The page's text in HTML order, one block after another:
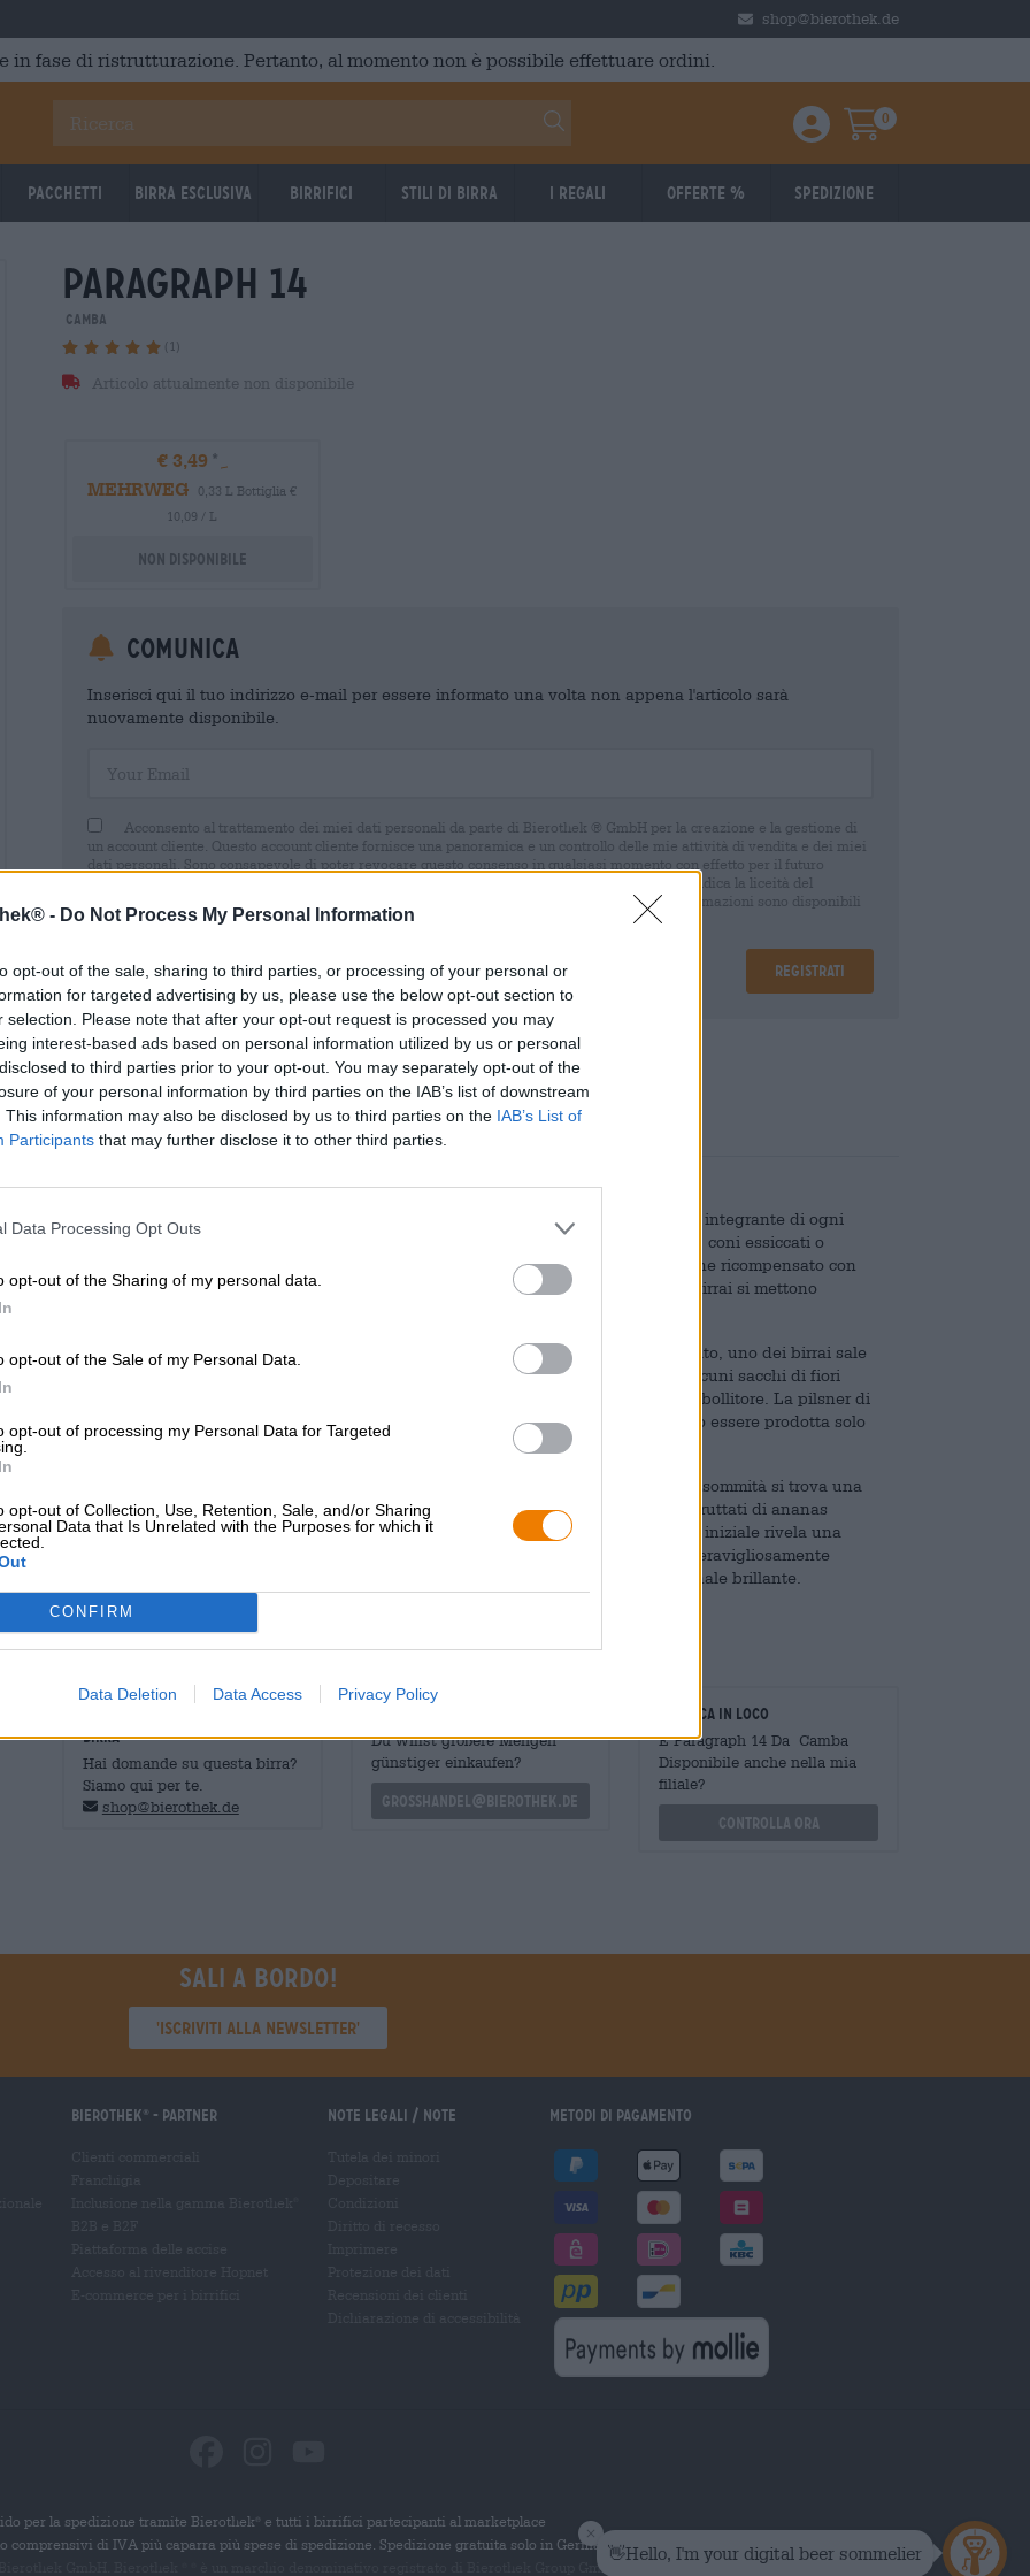
- Do Not Process My Personal Information
opt-out of the sale, sharing to third parties, or processing of your personal or
for targeted advertising by us, please use the below opt-out section to
selection. Please note that after your opt-out request is processed you may
interest-based ads based on personal information utilized by us or personal
to third parties prior to your opt-out. You may separately opt-out of the
of your personal information by third parties on the IAB’s list of downstream
This information may also be disclosed by us to third parties on the IAB’s List of
Participants that may further disclose it to other third parties.
Data Processing Opt Outs
opt-out of the Sharing of my personal data.
opt-out of the Sale of my Personal Data.
opt-out of processing my Personal Data for Targeted
opt-out of Collection, Use, Retention, Sale, and/or Sharing
Data that Is Unrelated with the Purposes for which it
CONFIRM
Data Deletion Data Access Privacy Policy
shop@bierothek.de
in fase di ristrutturazione. Pertanto, al momento non è possibile effettuare ordini.
Einloggen / Anmelden
Warenkorb
0
Pacchetti Birra Esclusiva Birrifici Stili di birra I regali Offerte % Spedizione
paragraph 14
Camba
(1)
Articolo attualmente non disponibile
€ 3,49
MEHRWEG
0,33 L Bottiglia €
10,09 / L
Non disponibile
Comunica
Inserisci qui il tuo indirizzo e-mail per essere informato una volta non appena l'articolo sarà
nuovamente disponibile.
Acconsento al trattamento dei miei dati personali da parte di Bierothek ® GmbH per la creazione e la gestione di
un account cliente. Questo account cliente fornisce una panoramica e un controllo delle mie attività di vendita e dei miei
dati personali. Sono consapevole di poter revocare questo consenso in qualsiasi momento con effetto per il futuro
inviando un'e-mail a shop@bierothek.de. La informiamo che la revoca del consenso non pregiudica la liceità del
trattamento effettuato sulla base del suo consenso fino al momento della revoca. Ulteriori informazioni sono disponibili
nel nostrodichiarazione sulla protezione dei dati
Registrati
* I prezzi sono comprensivi di IVA. PiùNavigazionepiùDepositare€ 0,08
* I prezzi sono comprensivi di accisa
Descrizione Informazioni Recensioni(1)
Ogni birra contiene luppolo. Non è sempre stato così, ma oggi l'oro verde è parte integrante di ogni
birra. Nella maggior parte dei casi il luppolo viene utilizzato sotto forma di pellet, coni essiccati o
estratto. Preparare coni freschi è un grande sforzo. Tuttavia, poiché lo sforzo viene ricompensato con
un aroma di luppolo incomparabilmente intenso, rinfrescante e succoso, alcuni birrai si mettono
Ad esempio la squadra Camba Bavaria. Una volta all'anno, al momento del raccolto, uno dei birrai sale
in macchina, si reca alla zona di coltivazione del luppolo più vicina e raccoglie alcuni sacchi di fiori
profumati. Poi in un attimo torna di corsa al birrificio e getta il luppolo fresco nel bollitore. La pilsner di
luppolo verde finita si chiama Paragrafo 14 ed è strettamente limitata perché può essere prodotta solo
quando il luppolo è maturo.
L'insolita Pils si presenta in un bicchiere classico: il corpo dorato è limpido, sulla sommità si trova una
magnifica punta di pura schiuma bianca. Il fiore di luppolo nascente ha sentori fruttati di ananas
succoso e note erbacee che ricordano la menta, la melissa e la rucola. L'assaggio iniziale rivela una
birra snella e dal passo leggero. Il gusto del Paragrafo 14 è terroso, speziato e meravigliosamente
erbaceo. Una nobile amarezza permea il piacere della birra e lo incorona in un finale brillante.
BIRRA
Hai domande su questa birra?
Siamo qui per te.
shop@bierothek.de
Du willst größere Mengen
günstiger einkaufen?
grosshandel@bierothek.de
Verifica in loco
È Paragraph 14 Da Camba
Disponibile anche nella mia
filiale?
Controlla ora
Sali a bordo!
'Iscriviti alla newsletter'
Bierothek - Partner Note legali / Note Metodi di pagamento
per la spedizione tramite Bierothek
e tutti i birrifici partecipanti al marketplace
comprensivi di IVA più caparra più spese di spedizione. Spedizione gratuita solo in Germania.
marchio denominativo registrato di Bierothek Group GmbH. Tutti i diritti riservati.